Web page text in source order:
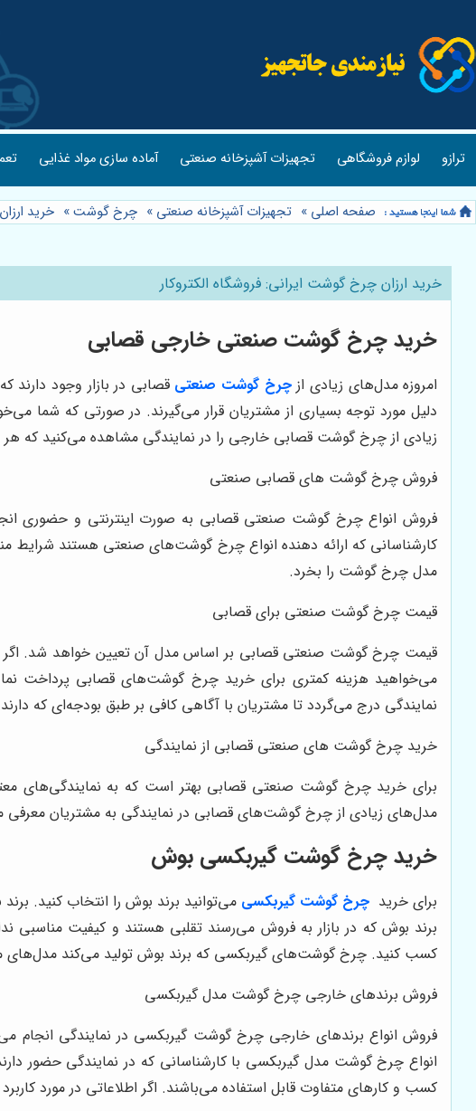
ترازو لوازم فروشگاهی تجهیزات آشپزخانه صنعتی آماده سازی مواد غذایی
صفحه اصلی » تجهیزات آشپزخانه صنعتی » چرخ گوشت» خرید
خرید ارزان چرخ گوشت ایرانی: فروشگاه الکتروکار
خرید چرخ گوشت صنعتی خارجی قصابی
امروزه مدل‌های زیادی از چرخ گوشت صنعتی قصابی در بازار وجود
دلیل مورد توجه بسیاری از مشتریان قرار می‌گیرند. در صورتی که شما
زیادی از چرخ گوشت قصابی خارجی را در نمایندگی مشاهده می‌کنید که
فروش چرخ گوشت های قصابی صنعتی
فروش انواع چرخ گوشت صنعتی قصابی به صورت اینترنتی و حضوری
کارشناسانی که ارائه دهنده انواع چرخ گوشت‌های صنعتی هستند شرایط
مدل چرخ گوشت را بخرد.
قیمت چرخ گوشت صنعتی برای قصابی
قیمت چرخ گوشت صنعتی قصابی بر اساس مدل آن تعیین خواهد شد. اگر
می‌خواهید هزینه کمتری برای خرید چرخ گوشت‌های قصابی پرداخت
نمایندگی درج می‌گردد تا مشتریان با آگاهی کافی بر طبق بودجه‌ای که
خرید چرخ گوشت های صنعتی قصابی از نمایندگی
برای خرید چرخ گوشت صنعتی قصابی بهتر است که به نمایندگی‌های
مدل‌های زیادی از چرخ گوشت‌های قصابی در نمایندگی به مشتریان
خرید چرخ گوشت گیربکسی بوش
برای خرید چرخ گوشت گیربکسی می‌توانید برند بوش را انتخاب کنید.
برند بوش که در بازار به فروش می‌رسند تقلبی هستند و کیفیت
کسب کنید. چرخ گوشت‌های گیربکسی که برند بوش تولید می‌کند مدل‌های
فروش برندهای خارجی چرخ گوشت مدل گیربکسی
فروش انواع برندهای خارجی چرخ گوشت گیربکسی در نمایندگی انجام
انواع چرخ گوشت مدل گیربکسی با کارشناسانی که در نمایندگی حضور
کسب و کارهای متفاوت قابل استفاده می‌باشند. اگر اطلاعاتی در مورد